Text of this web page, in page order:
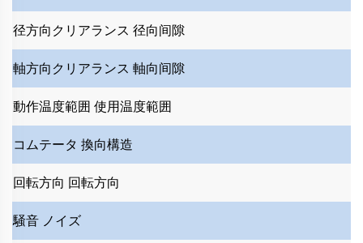
径方向クリアランス 径向间隙
軸方向クリアランス 軸向间隙
動作温度範囲 使用温度範囲
コムテータ 換向構造
回転方向 回転方向
騒音 ノイズ